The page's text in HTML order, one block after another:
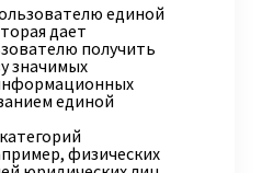
единой
дает
получить
значимых
единой
физических